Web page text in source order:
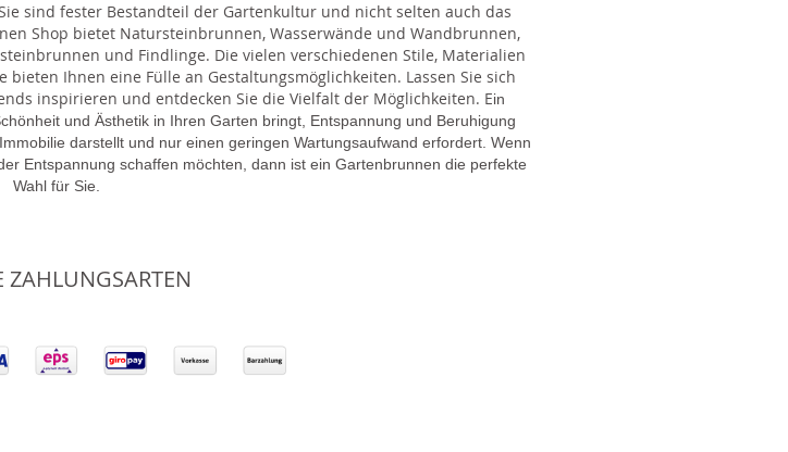
sind fester Bestandteil der Gartenkultur und nicht selten auch das
Shop bietet Natursteinbrunnen, Wasserwände und Wandbrunnen,
und Findlinge. Die vielen verschiedenen Stile, Materialien
Ihnen eine Fülle an Gestaltungsmöglichkeiten. Lassen Sie sich
inspirieren und entdecken Sie die Vielfalt der Möglichkeiten. Ein
und Ästhetik in Ihren Garten bringt, Entspannung und Beruhigung
darstellt und nur einen geringen Wartungsaufwand erfordert. Wenn
Entspannung schaffen möchten, dann ist ein Gartenbrunnen die perfekte
Wahl für Sie.
ZAHLUNGSARTEN